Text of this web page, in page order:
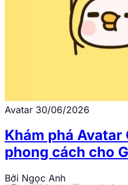
Avatar 30/06/2026
Khám phá
phong cách cho
Bởi Ngọc Anh